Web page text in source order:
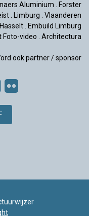
Aluminium . Forster
. Limburg . Vlaanderen
. Embuild Limburg
Foto-video . Architectura
ook partner / sponsor